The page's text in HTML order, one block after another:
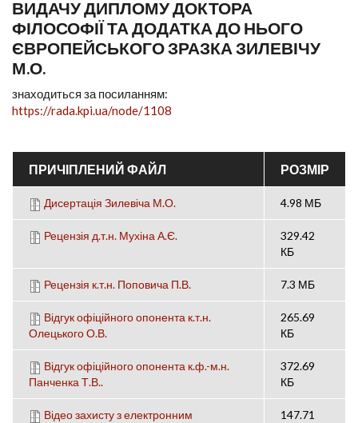
ВИДАЧУ ДИПЛОМУ ДОКТОРА
ФІЛОСОФІЇ ТА ДОДАТКА ДО НЬОГО
ЄВРОПЕЙСЬКОГО ЗРАЗКА ЗИЛЕВІЧУ
М.О.
знаходиться за посиланням:
https://rada.kpi.ua/node/1108
ПРИЧІПЛЕНИЙ ФАЙЛ РОЗМІР
Дисертація Зилевіча М.О. 4.98 МБ
Рецензія д.т.н. Мухіна А.Є.
329.42
КБ
Рецензія к.т.н. Поповича П.В. 7.3 МБ
Відгук офіційного опонента к.т.н.
Олецького О.В.
265.69
КБ
Відгук офіційного опонента к.ф.-м.н.
Панченка Т.В..
372.69
КБ
Відео захисту з електронним
147.71